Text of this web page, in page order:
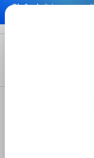
springen
Einfach& bequem
DIN 921